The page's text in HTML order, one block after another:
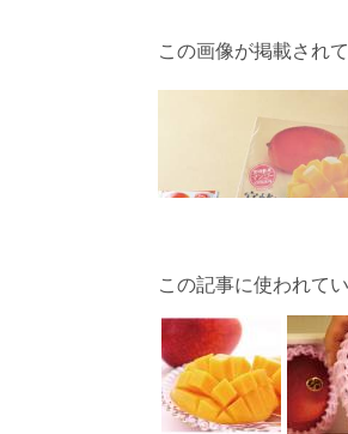
この画像が掲載され
この記事に使われて